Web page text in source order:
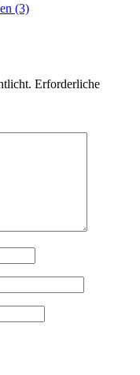
(3)
Erforderliche